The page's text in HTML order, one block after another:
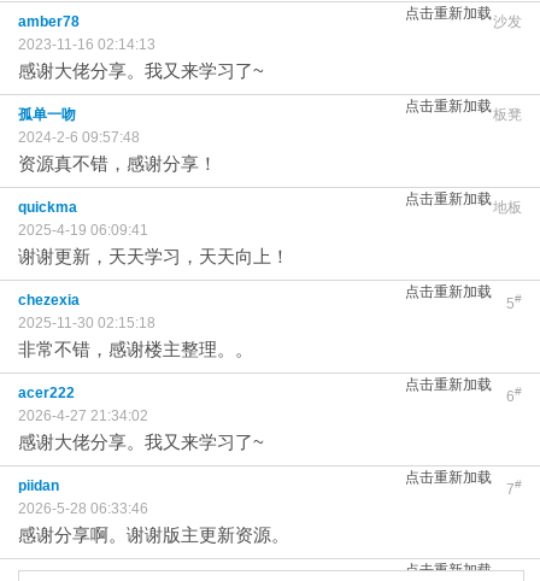
点击重新加载沙发
amber78
2023-11-16 02:14:13
感谢大佬分享。我又来学习了~
点击重新加载板凳
孤单一吻
2024-2-6 09:57:48
资源真不错，感谢分享！
点击重新加载地板
quickma
2025-4-19 06:09:41
谢谢更新，天天学习，天天向上！
点击重新加载
5#
chezexia
2025-11-30 02:15:18
非常不错，感谢楼主整理。。
点击重新加载
6#
acer222
2026-4-27 21:34:02
感谢大佬分享。我又来学习了~
点击重新加载
7#
piidan
2026-5-28 06:33:46
感谢分享啊。谢谢版主更新资源。
点击重新加载